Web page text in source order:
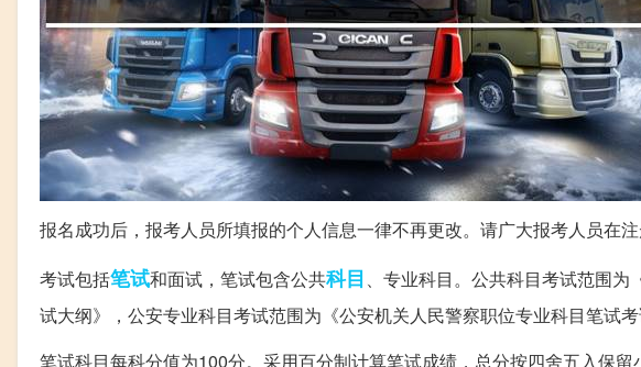
报名成功后，报考人员所填报的个人信息一律不再更改。请广大报考人员在
考试包括笔试和面试，笔试包含公共科目 、专业科目。公共科目考试范围
试大纲》，公安专业科目考试范围为《公安机关人民警察职位专业科目笔试考
笔试科目每科分值为100分。采用百分制计算笔试成绩，总分按四舍五入保留